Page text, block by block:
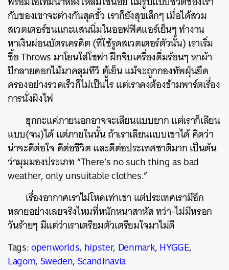
กับของเขาจะต่างกันสุดขั้ว เราก็ยังสุขเล็กๆ เมื่อได้สวม
สเวตเตอร์ขนแกะแสนนิ่มในออฟฟิศแอร์เย็นๆ ทำงาน
หาเงินผ่อนบัตรเครดิต (ที่ใช้รูดสเวตเตอร์ตัวนั้น) เราเริ่ม
ซื้อ Throws มาโยนใส่โซฟา ฝึกจิบเครื่องดื่มร้อนๆ หาผ้า
ปักลายดอกไม้มาคลุมทีวี ตู้เย็น แม้จะถูกกองทัพฝุ่นยึด
ครองอย่างรวดเร็วก็ไม่เป็นไร แต่เราคงต้องข้ามพาร์ตเรื่อง
การนั่งผิงไฟ
ฮุกกะแค่ภายนอกอาจจะเลียนแบบยาก แต่เราก็เลียน
แบบ(จน)ได้ แต่ภายในนั้น ถ้าเราเลียนแบบเขาได้ คิดว่า
น่าจะดีต่อใจ ดีต่อชีวิต และดีต่อประเทศชาติมาก เป็นต้น
ว่ามุมมองประเภท “There’s no such thing as bad
weather, only unsuitable clothes.”
เรื่องอากาศเราไม่โหดเท่าเขา แต่ประเทศเรามีอีก
หลายอย่างเลยจริงไหมที่หนักหนาสาหัส ทว่า-ไม่มีหรอก
วันร้ายๆ มีแต่ว่าเราเตรียมตัวเตรียมใจมาไม่ดี
Tags:openworlds, hipster, Denmark,HYGGE,
Lagom,Sweden,Scandinavia